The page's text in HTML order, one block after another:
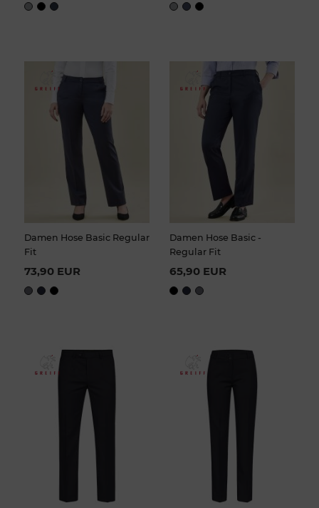
Damen Hose Basic Regular
Fit
73,90 EUR
Damen Hose Basic -
Regular Fit
65,90 EUR